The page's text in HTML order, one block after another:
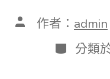
文 作者： admin
分
類
分類